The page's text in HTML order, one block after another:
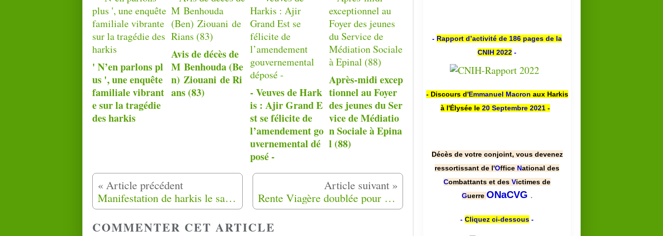
' N’en parlons pl
us ', une enquête
familiale vibrant
e sur la tragédie
des harkis
Avis de décès de
M Benhouda (Be
n) Ziouani de Ri
ans (83)
- Veuves de Hark
is : Ajir Grand E
st se félicite de
l’amendement go
uvernemental dé
posé -
Après-midi excep
tionnel au Foyer
des jeunes du Ser
vice de Médiatio
n Sociale à Epina
l (88)
Manifestation de harkis le samedi 11 Décembre à 14 h à Manosque (04) Rente Viagère doublée pour les harkis
COMMENTER CET ARTICLE
- Rapport d’activité de 186 pages de la
CNIH 2022 -
- Discours d'Emmanuel Macron aux Harkis
à l'Élysée le 20 Septembre 2021 -
Décès de votre conjoint, vous devenez
ressortissant de l'Office National des
Combattants et des Victimes de
Guerre ONaCVG .
- Cliquez ci-dessous -